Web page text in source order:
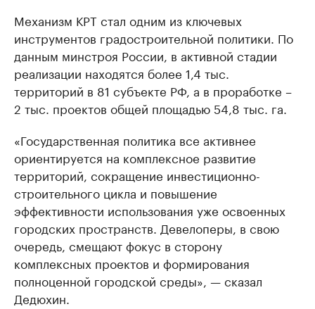
Механизм КРТ стал одним из ключевых
инструментов градостроительной политики. По
данным минстроя России, в активной стадии
реализации находятся более 1,4 тыс.
территорий в 81 субъекте РФ, а в проработке –
2 тыс. проектов общей площадью 54,8 тыс. га.
«Государственная политика все активнее
ориентируется на комплексное развитие
территорий, сокращение инвестиционно-
строительного цикла и повышение
эффективности использования уже освоенных
городских пространств. Девелоперы, в свою
очередь, смещают фокус в сторону
комплексных проектов и формирования
полноценной городской среды», — сказал
Дедюхин.